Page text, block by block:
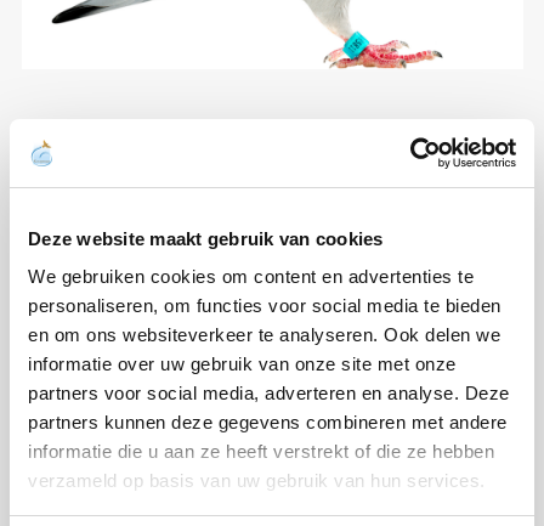
Deze website maakt gebruik van cookies
We gebruiken cookies om content en advertenties te
personaliseren, om functies voor social media te bieden
en om ons websiteverkeer te analyseren. Ook delen we
informatie over uw gebruik van onze site met onze
partners voor social media, adverteren en analyse. Deze
partners kunnen deze gegevens combineren met andere
informatie die u aan ze heeft verstrekt of die ze hebben
verzameld op basis van uw gebruik van hun services.